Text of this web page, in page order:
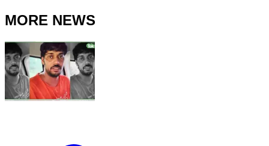
MORE NEWS